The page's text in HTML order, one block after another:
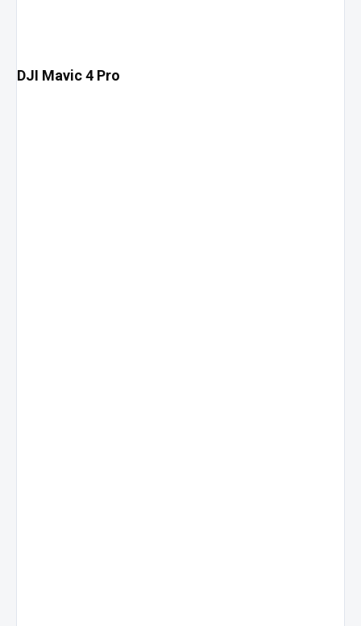
DJI Mavic 4 Pro